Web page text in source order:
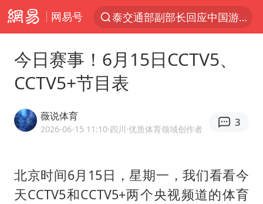
网易号
泰交通部副部长回应中国游客遭歧视
台风白海豚逼近 暴雨大暴雨来袭
OpenAI为免费用户升级GPT-5.6 Luna
日本广岛民众举行游行反对政府行径
今日赛事！6月15日CCTV5、
CCTV5+节目表
薇说体育
2026-06-15 11:10·四川·优质体育领域创作者
3
北京时间6月15日，星期一，我们看看今
天CCTV5和CCTV5+两个央视频道的体育